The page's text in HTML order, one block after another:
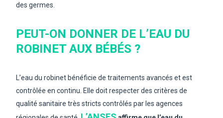
des germes.
PEUT-ON DONNER DE L’EAU DU
ROBINET AUX BÉBÉS ?
L’eau du robinet bénéficie de traitements avancés et est
contrôlée en continu. Elle doit respecter des critères de
qualité sanitaire très stricts contrôlés par les agences